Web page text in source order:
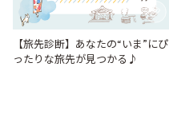
【旅先診断】あなたの“いま”にぴ
ったりな旅先が見つかる♪